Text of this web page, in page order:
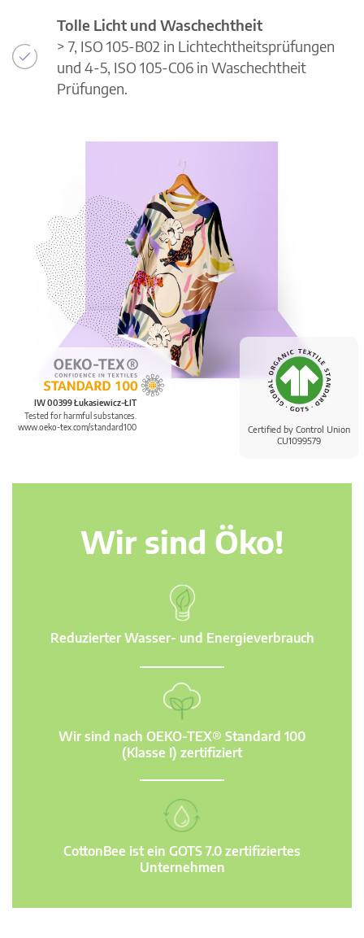
Certified by Control Union
CU1099579
IW 00399 Łukasiewicz-ŁIT
Tested for harmful substances.
www.oeko-tex.com/standard100
Tolle Licht und Waschechtheit
> 7, ISO 105-B02 in Lichtechtheitsprüfungen
und 4-5, ISO 105-C06 in Waschechtheit
Prüfungen.
Wir sind Öko!
Reduzierter Wasser- und Energieverbrauch
Wir sind nach OEKO-TEX® Standard 100
(Klasse I) zertifiziert
CottonBee ist ein GOTS 7.0 zertifiziertes
Unternehmen